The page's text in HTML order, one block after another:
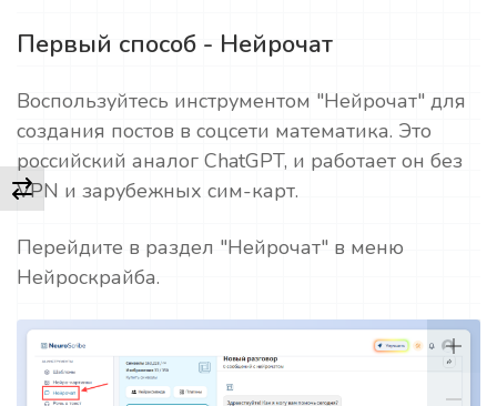
Первый способ - Нейрочат
Воспользуйтесь инструментом "Нейрочат" для
создания постов в соцсети математика. Это
российский аналог ChatGPT, и работает он без
VPN и зарубежных сим-карт.
Перейдите в раздел "Нейрочат" в меню
Нейроскрайба.